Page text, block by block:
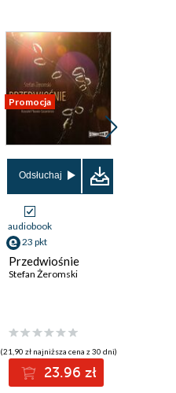
Promocja
Odsłuchaj
audiobook
23 pkt
Przedwiośnie
Stefan Żeromski
(21,90 zł najniższa cena z 30 dni)
23.96 zł